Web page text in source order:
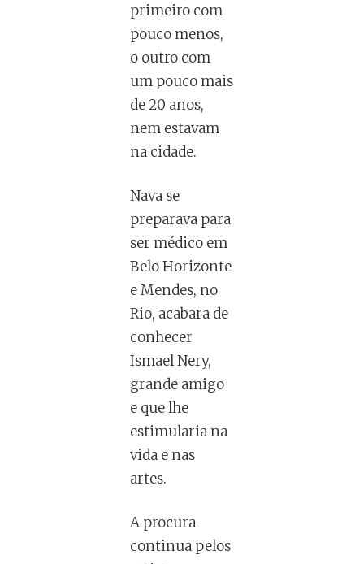
primeiro com
pouco menos,
o outro com
um pouco mais
de 20 anos,
nem estavam
na cidade.
Nava se
preparava para
ser médico em
Belo Horizonte
e Mendes, no
Rio, acabara de
conhecer
Ismael Nery,
grande amigo
e que lhe
estimularia na
vida e nas
artes.
A procura
continua pelos